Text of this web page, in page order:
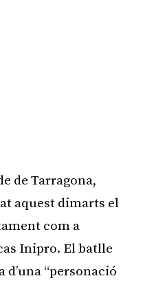
de Tarragona,
aquest dimarts el
com a
Inipro. El batlle
d’una “personació